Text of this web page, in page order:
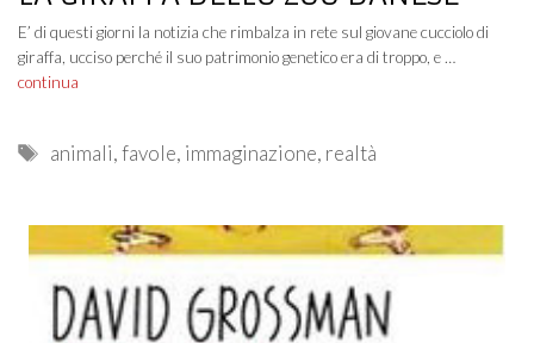
E’ di questi giorni la notizia che rimbalza in rete sul giovane cucciolo di
giraffa, ucciso perché il suo patrimonio genetico era di troppo, e …
continua
Tags
animali,favole, immaginazione, realtà